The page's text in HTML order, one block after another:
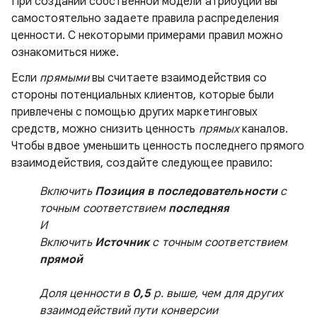
самостоятельно задаете правила распределения
ценности. С некоторыми примерами правил можно
ознакомиться ниже.
Если прямымивы считаете взаимодействия со
стороны потенциальных клиентов, которые были
привлечены с помощью других маркетинговых
средств, можно снизить ценность прямыхканалов.
Чтобы вдвое уменьшить ценность последнего прямого
взаимодействия, создайте следующее правило:
Включить Позиция в последовательностис
точным соответствием последняя
И
Включить Источникс точным соответствием
прямой
Доля ценности в 0,5р. выше, чем для других
взаимодействий пути конверсии